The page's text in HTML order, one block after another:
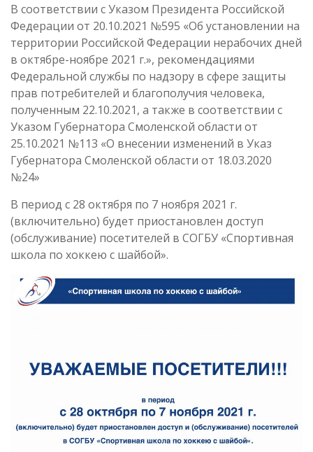
В соответствии с Указом Президента Российской
Федерации от 20.10.2021 №595 «Об установлении на
территории Российской Федерации нерабочих дней
в октябре-ноябре 2021 г.», рекомендациями
Федеральной службы по надзору в сфере защиты
прав потребителей и благополучия человека,
полученным 22.10.2021, а также в соответствии с
Указом Губернатора Смоленской области от
25.10.2021 №113 «О внесении изменений в Указ
Губернатора Смоленской области от 18.03.2020
№24»
В период с 28 октября по 7 ноября 2021 г.
(включительно) будет приостановлен доступ
(обслуживание) посетителей в СОГБУ «Спортивная
школа по хоккею с шайбой».